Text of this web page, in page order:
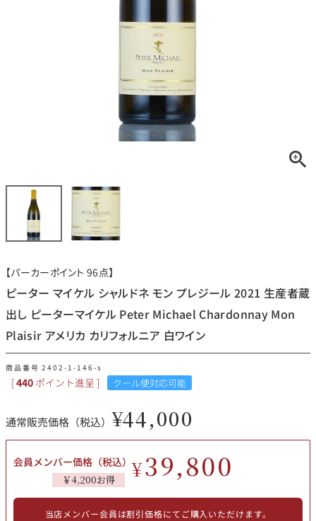
DRC
サロン ルイ・ロデレール
オーパス・ワン
スクリーミング・
ボルドー
ローヌ
アメリカ
その他
イタリア
赤ワイン
スパークリング
〜9,999円
40,000円〜79,999円
500,000円〜
お得な情報を受け取る
お問い合わせ
【パーカーポイント 96点】
ピーター マイケル シャルドネ モン プレジール 2021 生産者蔵
出し ピーターマイケル Peter Michael Chardonnay Mon
Plaisir アメリカ カリフォルニア 白ワイン
商品番号 2402-1-146-s
[440 ポイント進呈 ] クール便対応可能
通常販売価格（税込） ¥44,000
会員メンバー価格（税込）
￥4,200お得 ¥39,800
当店メンバー会員は割引価格にてご購入いただけます。